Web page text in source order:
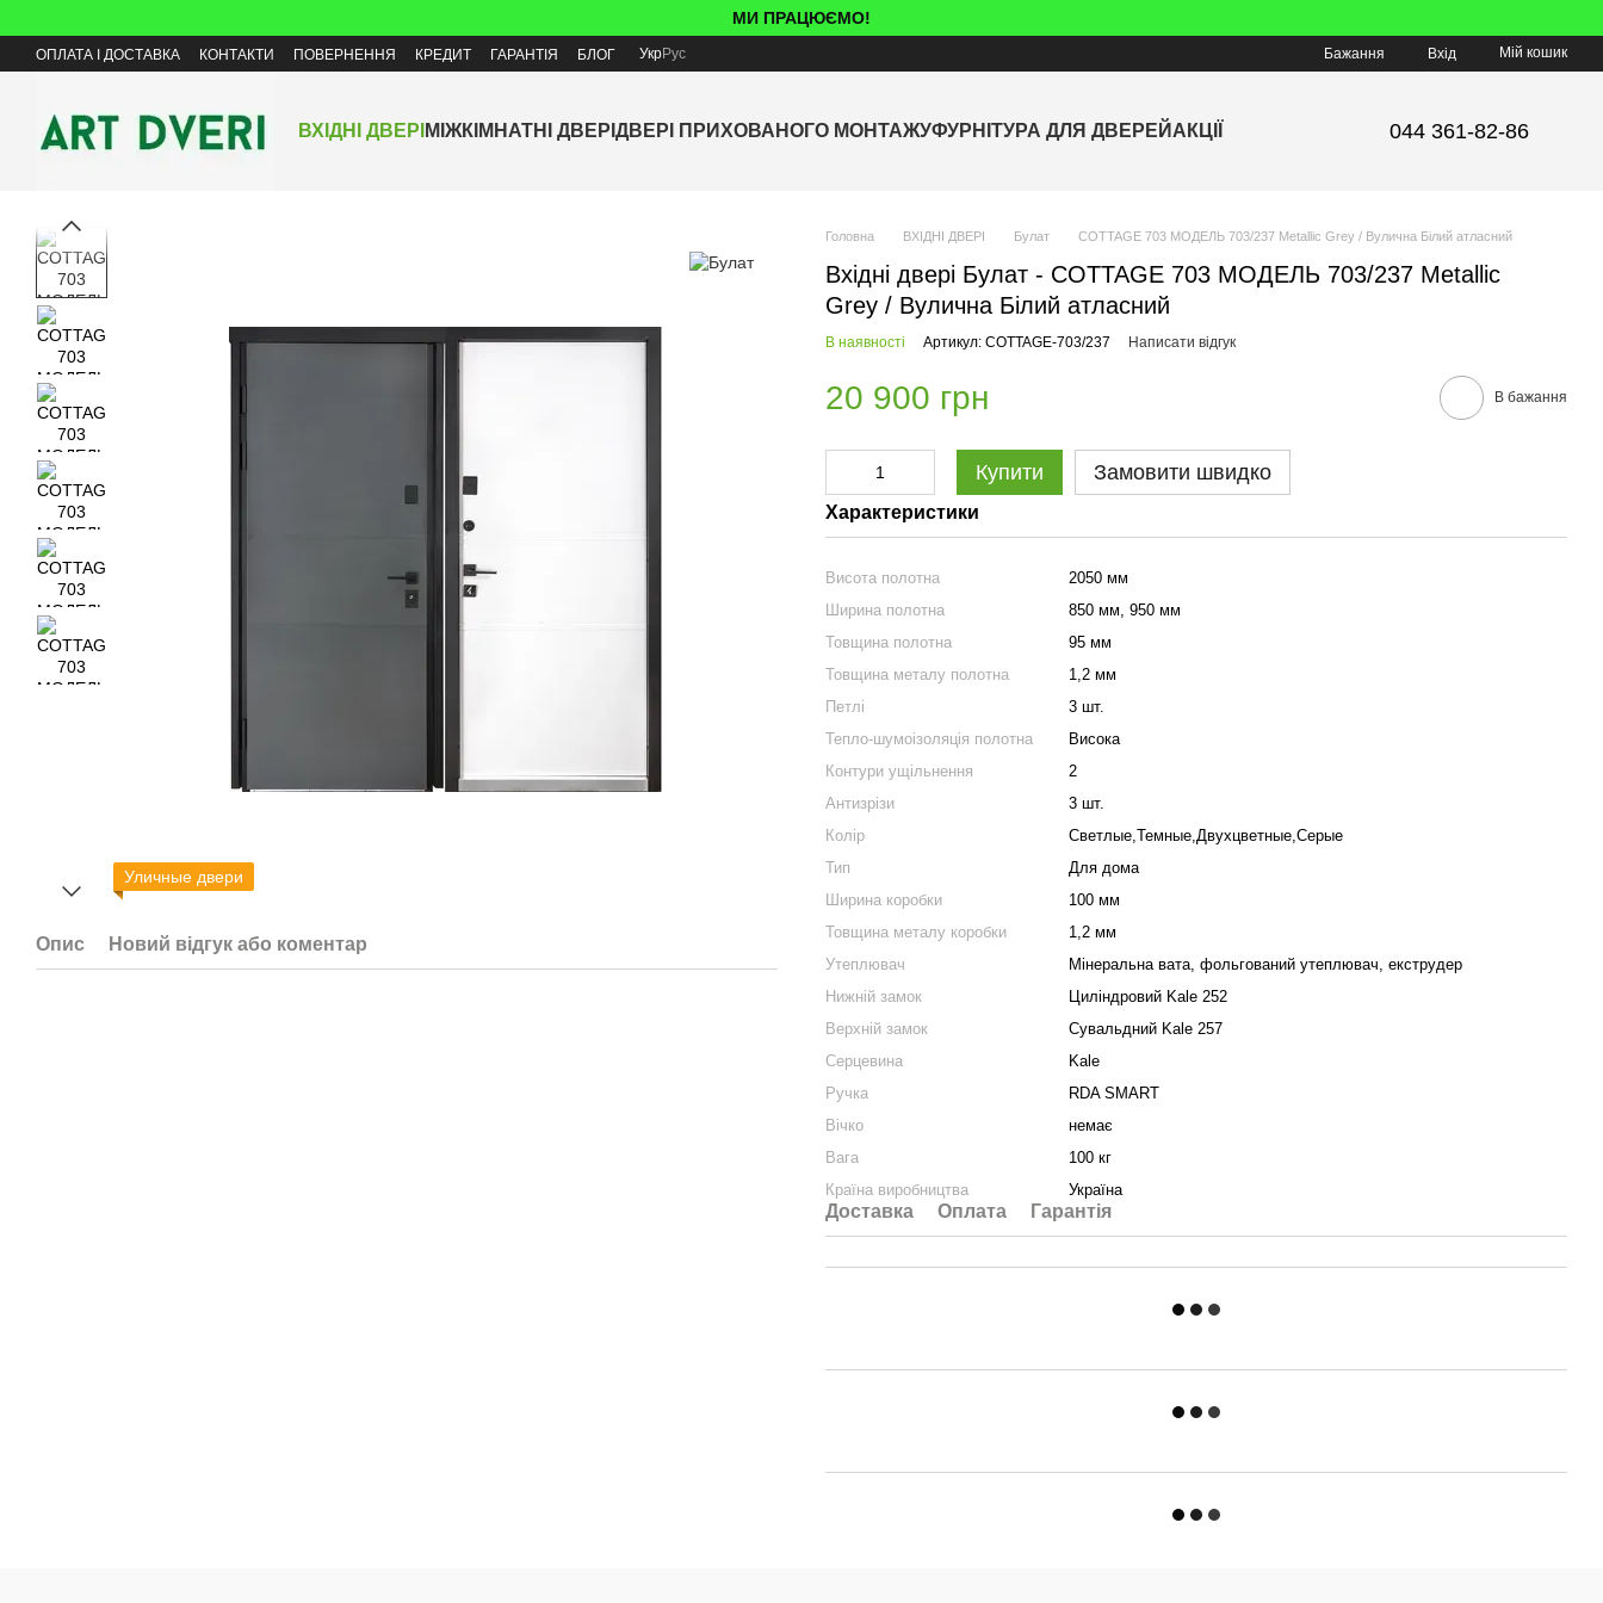
МИ ПРАЦЮЄМО!
ОПЛАТА І ДОСТАВКА КОНТАКТИ ПОВЕРНЕННЯ КРЕДИТ ГАРАНТІЯ БЛОГ УкрРус Бажання Вхід Мій кошик
ВХІДНІ ДВЕРІ МІЖКІМНАТНІ ДВЕРІ ДВЕРІ ПРИХОВАНОГО МОНТАЖУФУРНІТУРА ДЛЯ ДВЕРЕЙ АКЦІЇ 044 361-82-86
Уличные двери
Опис Новий відгук або коментар
Головна ВХІДНІ ДВЕРІ Булат COTTAGE 703 МОДЕЛЬ 703/237 Metallic Grey / Вулична Білий атласний
Вхідні двері Булат - COTTAGE 703 МОДЕЛЬ 703/237 Metallic
Grey / Вулична Білий атласний
В наявності Артикул: COTTAGE-703/237 Написати відгук
20 900 грн В бажання
Купити Замовити швидко
Характеристики
Висота полотна
2050 мм
Ширина полотна
850 мм, 950 мм
Товщина полотна
95 мм
Товщина металу полотна
1,2 мм
Петлі
3 шт.
Тепло-шумоізоляція полотна
Висока
Контури ущільнення
2
Антизрізи
3 шт.
Колір
Светлые,Темные,Двухцветные,Серые
Тип
Для дома
Ширина коробки
100 мм
Товщина металу коробки
1,2 мм
Утеплювач
Мінеральна вата, фольгований утеплювач, екструдер
Нижній замок
Циліндровий Kale 252
Верхній замок
Сувальдний Kale 257
Серцевина
Kale
Ручка
RDA SMART
Вічко
немає
Вага
100 кг
Країна виробництва
Україна
Доставка Оплата Гарантія